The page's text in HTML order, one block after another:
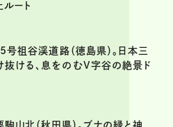
ート
祖谷渓道路（徳島県）。日本三
ける、息をのむV字谷の絶景ド
山北（秋田県）。ブナの緑と神